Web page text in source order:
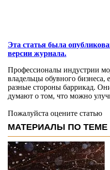
Эта статья была
версии журнала.
Профессионалы индустрии
владельцы обувного
разные стороны баррикад.
думают о том, что можно
Пожалуйста оцените статью
МАТЕРИАЛЫ ПО ТЕМЕ